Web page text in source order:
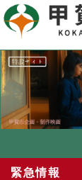
緊急情報